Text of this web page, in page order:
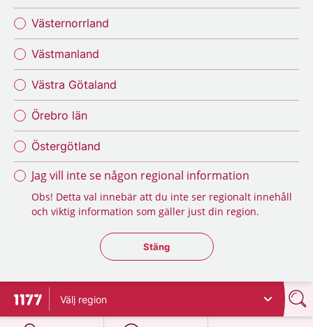
Västernorrland
Västmanland
Västra Götaland
Örebro län
Östergötland
Jag vill inte se någon regional information
Obs! Detta val innebär att du inte ser regionalt innehåll
och viktig information som gäller just din region.
Stäng regionsväljaren
Stäng
Till startsidan för 1177
Välj region
på 1177.se
på 1177.se